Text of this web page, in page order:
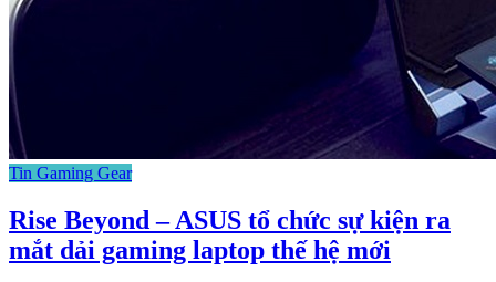
Tin Gaming Gear
Rise Beyond – ASUS tổ chức sự kiện ra
mắt dải gaming laptop thế hệ mới